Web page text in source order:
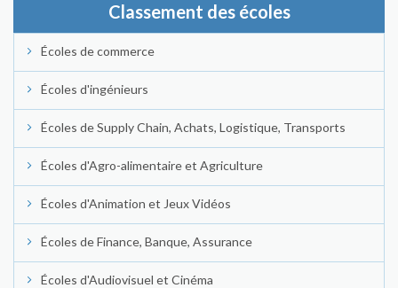
Classement des écoles
Écoles de commerce
Écoles d'ingénieurs
Écoles de Supply Chain, Achats, Logistique, Transports
Écoles d'Agro-alimentaire et Agriculture
Écoles d'Animation et Jeux Vidéos
Écoles de Finance, Banque, Assurance
Écoles d'Audiovisuel et Cinéma